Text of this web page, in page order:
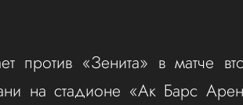
против «Зенита» в матче
на стадионе «Ак Барс